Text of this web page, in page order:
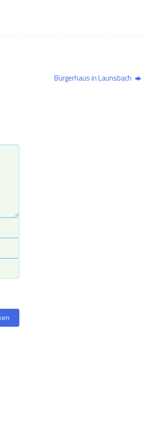
Bürgerhaus in Launsbach